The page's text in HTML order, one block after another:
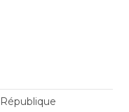
République